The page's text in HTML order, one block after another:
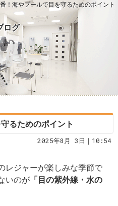
！海やプールで目を守るためのポイント
ログ
るためのポイント
2025年8月 3日｜10:54
レジャーが楽しみな季節で
いのが「目の紫外線・水の